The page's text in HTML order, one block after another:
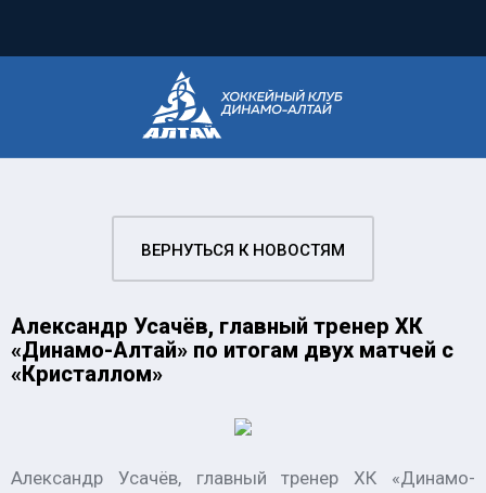
ВЕРНУТЬСЯ К НОВОСТЯМ
Александр Усачёв, главный тренер ХК
«Динамо-Алтай» по итогам двух матчей с
«Кристаллом»
Александр Усачёв, главный тренер ХК «Динамо-